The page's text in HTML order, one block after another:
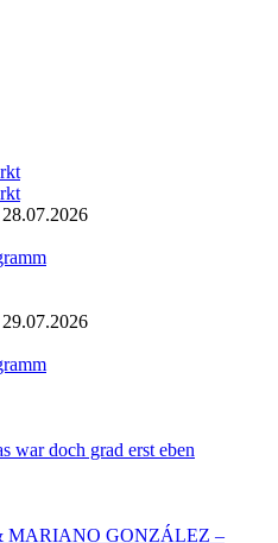
war doch grad erst eben
MARIANO GONZÁLEZ –